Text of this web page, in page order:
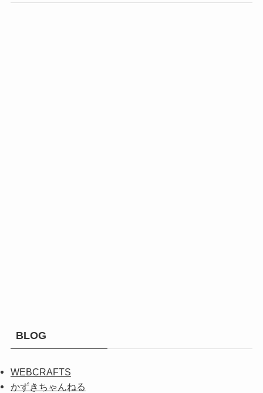
BLOG
WEBCRAFTS
かずきちゃんねる